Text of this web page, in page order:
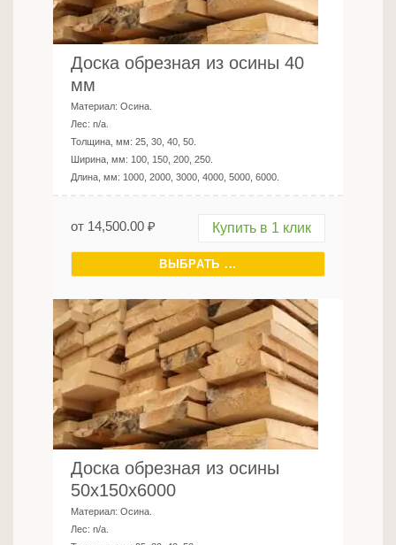
Доска обрезная из осины 40
мм
Материал: Осина
Лес: n/a
Толщина, мм: 25, 30, 40, 50
Ширина, мм: 100, 150, 200, 250
Длина, мм: 1000, 2000, 3000, 4000, 5000, 6000
от 14,500.00 ₽ Купить в 1 клик
ВЫБРАТЬ ...
Доска обрезная из осины
50х150х6000
Материал: Осина
Лес: n/a